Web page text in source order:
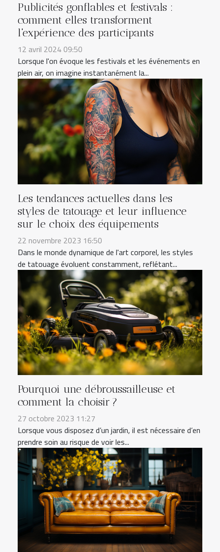
Publicités gonflables et festivals :
comment elles transforment
l'expérience des participants
12 avril 2024 09:50
Lorsque l'on évoque les festivals et les événements en
plein air, on imagine instantanément la...
Les tendances actuelles dans les
styles de tatouage et leur influence
sur le choix des équipements
22 novembre 2023 16:50
Dans le monde dynamique de l'art corporel, les styles
de tatouage évoluent constamment, reflétant...
Pourquoi une débroussailleuse et
comment la choisir ?
27 octobre 2023 11:27
Lorsque vous disposez d’un jardin, il est nécessaire d’en
prendre soin au risque de voir les...